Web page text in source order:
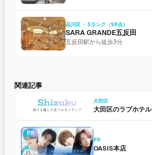
品川区 ・ Sランク（98点）
SARA GRANDE五反田
五反田駅から徒歩3分
関連記事
大田区
大田区のラブホテル
PR
PR
OASIS本店